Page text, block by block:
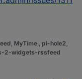
MyTime pi-hole2
2-widgets-rssfeed